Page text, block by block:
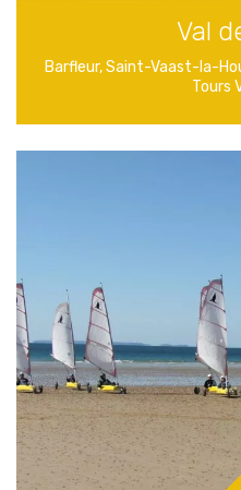
Val
Barfleur, Saint-Vaast-la-
Tours